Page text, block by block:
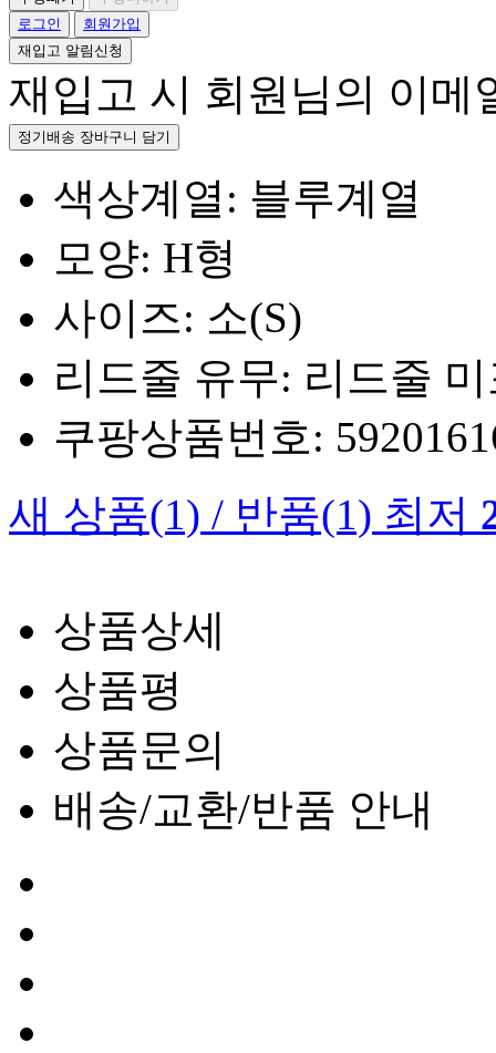
로그인
회원가입
재입고 알림신청
재입고 시 회원님의 이메
정기배송 장바구니 담기
색상계열: 블루계열
모양: H형
사이즈: 소(S)
리드줄 유무: 리드줄
쿠팡상품번호:
새 상품(1) / 반품(1) 최저
상품상세
상품평
상품문의
배송/교환/반품 안내